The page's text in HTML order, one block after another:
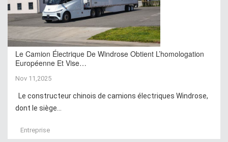
Le Camion Électrique De Windrose Obtient L’homologation
Européenne Et Vise…
Nov 11,2025
Le constructeur chinois de camions électriques Windrose,
dont le siège...
Entreprise